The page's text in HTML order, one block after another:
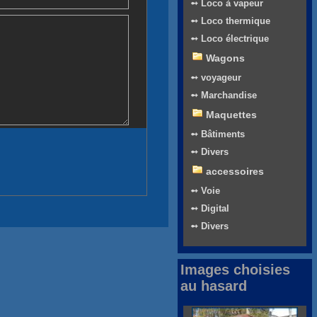
➻ Loco à vapeur
➻ Loco thermique
➻ Loco électrique
Wagons
➻ voyageur
➻ Marchandise
Maquettes
➻ Bâtiments
➻ Divers
accessoires
➻ Voie
➻ Digital
➻ Divers
Images choisies
au hasard